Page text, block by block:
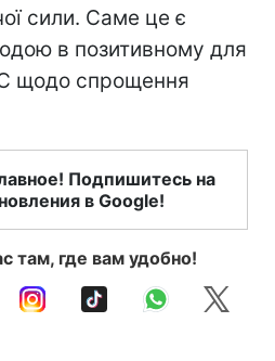
сили. Саме це є
в позитивному для
щодо спрощення
Подпишитесь на
в Google!
там, где вам удобно!